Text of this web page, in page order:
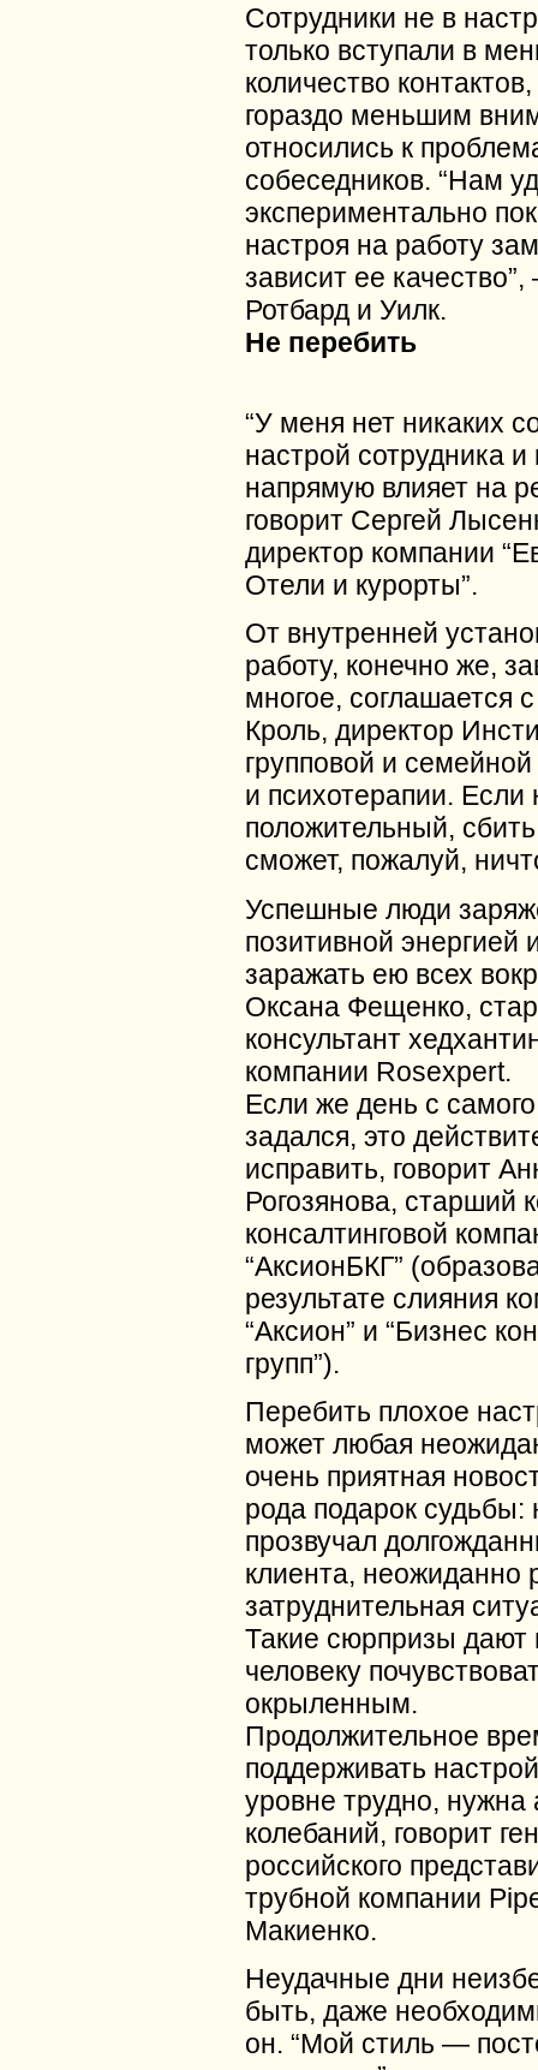
Сотрудники не в
только вступали в
количество
гораздо меньшим
относились к
собеседников. “Нам
экспериментально
настроя на работу
зависит ее
Ротбард и Уилк.
Не перебить
“У меня нет никаких
настрой сотрудника
напрямую влияет на
говорит Сергей
директор компании
Отели и курорты”.
От внутренней
работу, конечно же,
многое, соглашается
Кроль, директор
групповой и семейной
и психотерапии. Если
положительный, сбить
сможет, пожалуй,
Успешные люди
позитивной энергией
заражать ею всех
Оксана Фещенко,
консультант
компании Rosexpert.
Если же день с
задался, это
исправить, говорит
Рогозянова, старший
консалтинговой
“АксионБКГ”
результате слияния
“Аксион” и “Бизнес
групп”).
Перебить плохое
может любая
очень приятная
рода подарок судьбы:
прозвучал
клиента, неожиданно
затруднительная
Такие сюрпризы дают
человеку
окрыленным.
Продолжительное
поддерживать
уровне трудно, нужна
колебаний, говорит
российского
трубной компании
Макиенко.
Неудачные дни
быть, даже
он. “Мой стиль —